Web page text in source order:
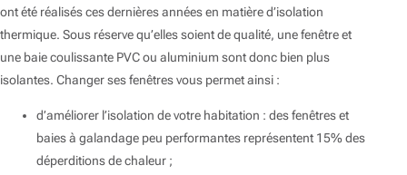
ont été réalisés ces dernières années en matière d’isolation
thermique. Sous réserve qu’elles soient de qualité, une fenêtre et
une baie coulissante PVC ou aluminium sont donc bien plus
isolantes. Changer ses fenêtres vous permet ainsi :
d’améliorer l’isolation de votre habitation : des fenêtres et
baies à galandage peu performantes représentent 15% des
déperditions de chaleur ;